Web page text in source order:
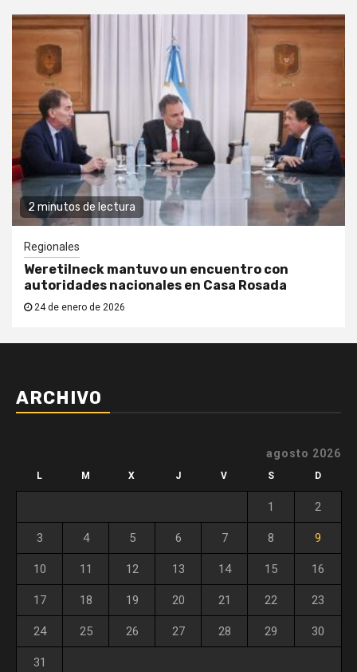
2 minutos de lectura
Regionales
Weretilneck mantuvo un encuentro con
autoridades nacionales en Casa Rosada
24 de enero de 2026
ARCHIVO
agosto 2026
L M X J V S D
1 2
3 4 5 6 7 8 9
10 11 12 13 14 15 16
17 18 19 20 21 22 23
24 25 26 27 28 29 30
31